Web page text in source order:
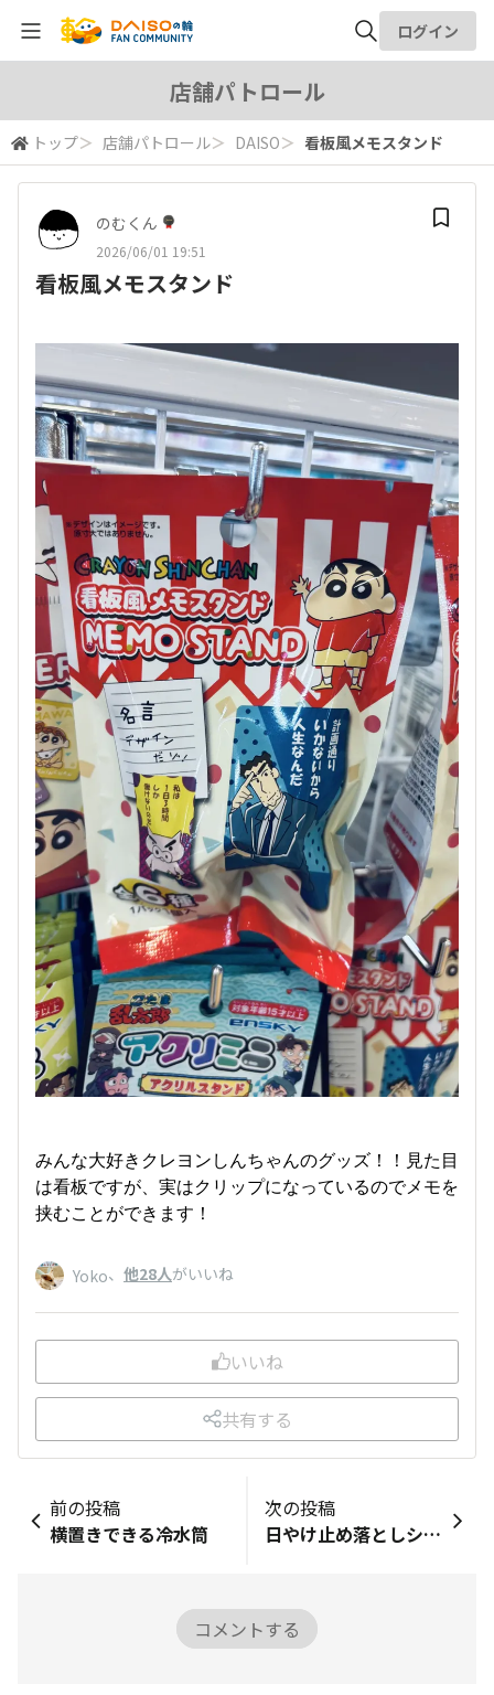
検索
ログイン
店舗パトロール
トップ＞ 店舗パトロール＞ DAISO＞ 看板風メモスタンド
のむくん
2026/06/01 19:51
看板風メモスタンド
みんな大好きクレヨンしんちゃんのグッズ！！見た目
は看板ですが、実はクリップになっているのでメモを
挟むことができます！
Yoko、 他28人がいいね
いいね
共有する
前の投稿
横置きできる冷水筒
次の投稿
日やけ止め落としシート
コメントする